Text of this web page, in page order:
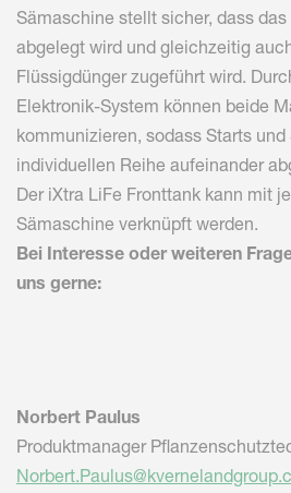
Sämaschine stellt sicher, dass
abgelegt wird und gleichzeitig
Flüssigdünger zugeführt wird.
Elektronik-System können beide
kommunizieren, sodass Starts
individuellen Reihe aufeinander
Der iXtra LiFe Fronttank kann mit
Sämaschine verknüpft werden.
Bei Interesse oder weiteren
uns gerne:
Norbert Paulus
Produktmanager